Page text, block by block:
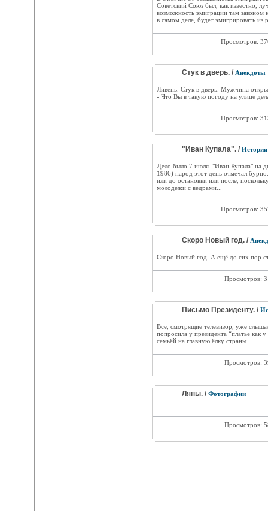
Советский Союз был, как известно,
возможность эмиграции там
в самом деле, будет эмигрировать из
Просмотров:
Стук в дверь. / Анекдоты
Ливень. Стук в дверь. Мужчина
- Что Вы в такую погоду на улице
Просмотров:
"Иван Купала". / Истории
Дело было 7 июля. "Иван Купала" на
1986) народ этот день отмечал
или до остановки или после,
молодежи с ведрами...
Просмотров:
Скоро Новый год. /
Скоро Новый год. А ещё до сих пор
Просмотров:
Письмо Президенту. /
Все, смотрящие телевизор, уже
попросила у президента “платье как
семьёй на главную ёлку страны...
Просмотров:
Ляпы. / Фотографии
Просмотров: